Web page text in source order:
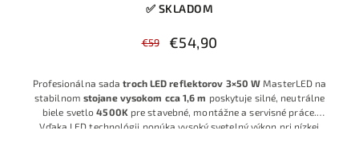
✅ SKLADOM
€59 €54,90
Profesionálna sadatroch LED reflektorov 3×50 W MasterLED na
stabilnom stojane vysokom cca 1,6 m poskytuje silné, neutrálne
biele svetlo4500K pre stavebné, montážne a servisné práce.
Vďaka LED technológii ponúka vysoký svetelný výkon pri nízkej